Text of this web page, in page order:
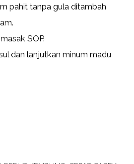
pahit tanpa gula ditambah
SOP.
dan lanjutkan minum madu